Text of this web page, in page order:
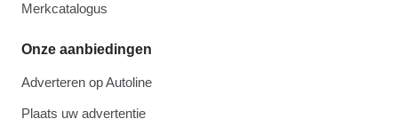
Merkcatalogus
Onze aanbiedingen
Adverteren op Autoline
Plaats uw advertentie